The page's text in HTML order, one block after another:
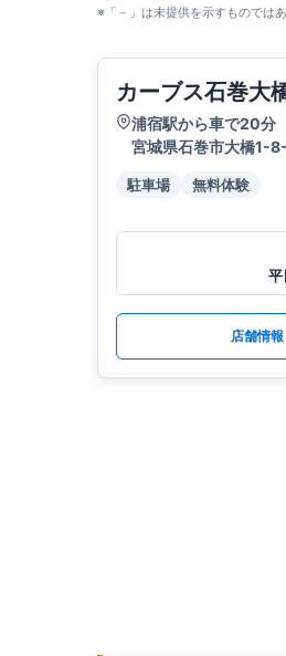
※「－」は未提供を示すものでは
カーブス石巻大
浦宿駅から車で20分
宮城県石巻市大橋1-
駐車場 無料体験
店舗情報